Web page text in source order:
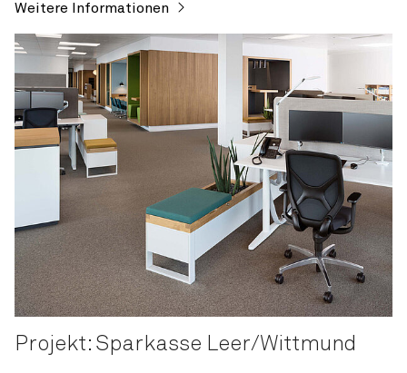
Weitere Informationen
Projekt: Sparkasse Leer/Wittmund